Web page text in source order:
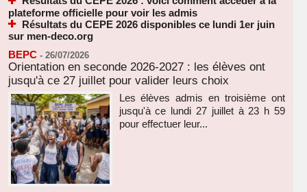
plateforme officielle pour voir les admis
Résultats du CEPE 2026 disponibles ce lundi 1er juin
sur men-deco.org
BEPC - 26/07/2026
Orientation en seconde 2026-2027 : les élèves ont
jusqu'à ce 27 juillet pour valider leurs choix
Les élèves admis en troisième ont
jusqu'à ce lundi 27 juillet à 23 h 59
pour effectuer leur...